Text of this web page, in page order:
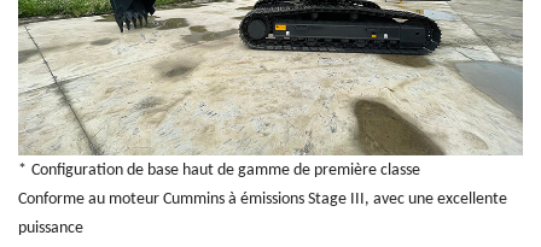
* Configuration de base haut de gamme de première classe
Conforme au moteur Cummins à émissions Stage III, avec une excellente
puissance